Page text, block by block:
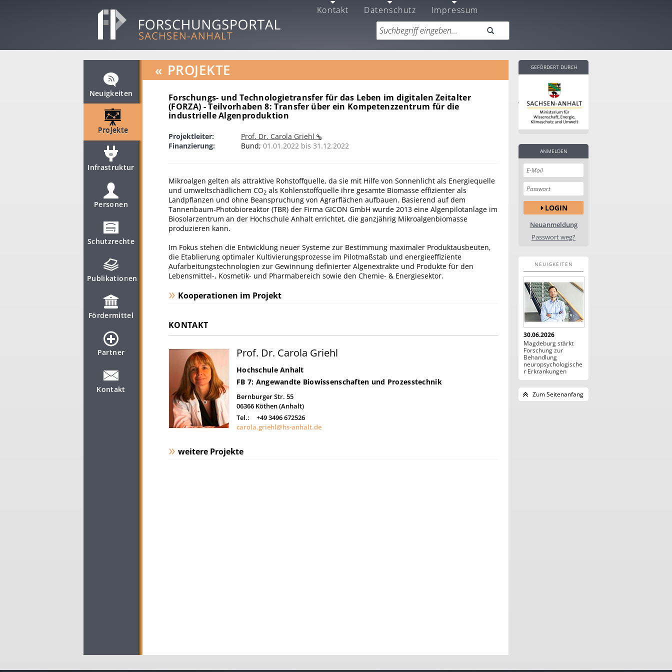
Kontakt Datenschutz Impressum
Neuigkeiten
Projekte
Infrastruktur
Personen
Schutzrechte
Publikationen
Fördermittel
Partner
Kontakt
« PROJEKTE
Forschungs- und Technologietransfer für das Leben im digitalen Zeitalter
(FORZA) - Teilvorhaben 8: Transfer über ein Kompetenzzentrum für die
industrielle Algenproduktion
Projektleiter:
Prof. Dr. Carola Griehl
Finanzierung:
Bund; 01.01.2022 bis 31.12.2022
Mikroalgen gelten als attraktive Rohstoffquelle, da sie mit Hilfe von Sonnenlicht als Energiequelle
und umweltschädlichem CO2 als Kohlenstoffquelle ihre gesamte Biomasse effizienter als
Landpflanzen und ohne Beanspruchung von Agrarflächen aufbauen. Basierend auf dem
Tannenbaum-Photobioreaktor (TBR) der Firma GICON GmbH wurde 2013 eine Algenpilotanlage im
Biosolarzentrum an der Hochschule Anhalt errichtet, die ganzjährig Mikroalgenbiomasse
produzieren kann.
Im Fokus stehen die Entwicklung neuer Systeme zur Bestimmung maximaler Produktausbeuten,
die Etablierung optimaler Kultivierungsprozesse im Pilotmaßstab und energieeffiziente
Aufarbeitungstechnologien zur Gewinnung definierter Algenextrakte und Produkte für den
Lebensmittel-, Kosmetik- und Pharmabereich sowie den Chemie- & Energiesektor.
Kooperationen im Projekt
KONTAKT
Prof. Dr. Carola Griehl
Hochschule Anhalt
FB 7: Angewandte Biowissenschaften und Prozesstechnik
Bernburger Str. 55
06366 Köthen (Anhalt)
Tel.:
+49 3496 672526
carola.griehl@hs-anhalt.de
weitere Projekte
GEFÖRDERT DURCH
ANMELDEN
LOGIN
Neuanmeldung
Passwort weg?
NEUIGKEITEN
30.06.2026
Magdeburg stärkt
Forschung zur
Behandlung
neuropsychologische
r Erkrankungen
Zum Seitenanfang